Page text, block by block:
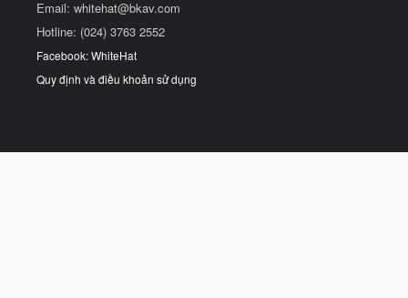
Email: whitehat@bkav.com
Hotline: (024) 3763 2552
Facebook: WhiteHat
Quy định và điều khoản sử dụng